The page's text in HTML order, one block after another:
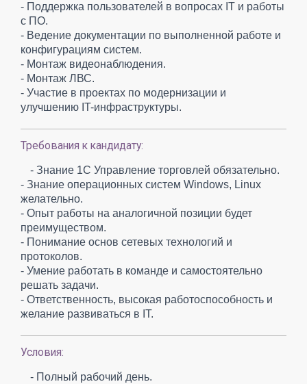
- Поддержка пользователей в вопросах IT и работы
с ПО.
- Ведение документации по выполненной работе и
конфигурациям систем.
- Монтаж видеонаблюдения.
- Монтаж ЛВС.
- Участие в проектах по модернизации и
улучшению IT-инфраструктуры.
Требования к кандидату:
- Знание 1С Управление торговлей обязательно.
- Знание операционных систем Windows, Linux
желательно.
- Опыт работы на аналогичной позиции будет
преимуществом.
- Понимание основ сетевых технологий и
протоколов.
- Умение работать в команде и самостоятельно
решать задачи.
- Ответственность, высокая работоспособность и
желание развиваться в IT.
Условия:
- Полный рабочий день.